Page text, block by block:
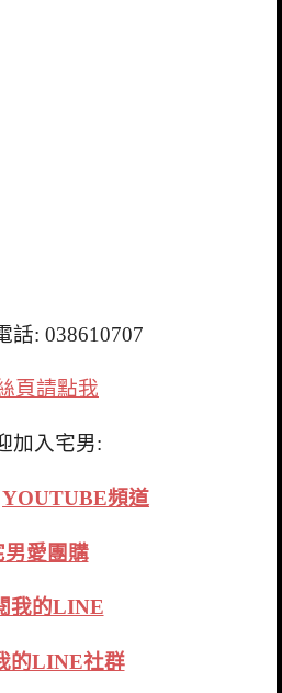
話: 038610707
頁請點我
加入宅男:
YOUTUBE頻道
男愛團購
我的LINE
的LINE社群